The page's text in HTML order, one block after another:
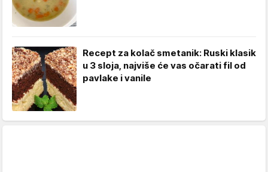
Recept za kolač smetanik: Ruski klasik
u 3 sloja, najviše će vas očarati fil od
pavlake i vanile